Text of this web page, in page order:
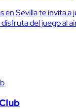
en Sevilla te invita
del juego al